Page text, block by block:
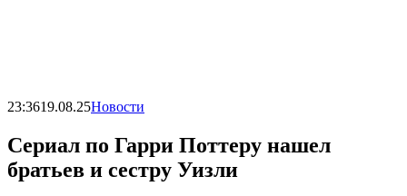
23:3619.08.25Новости
Сериал по Гарри Поттеру нашел
братьев и сестру Уизли